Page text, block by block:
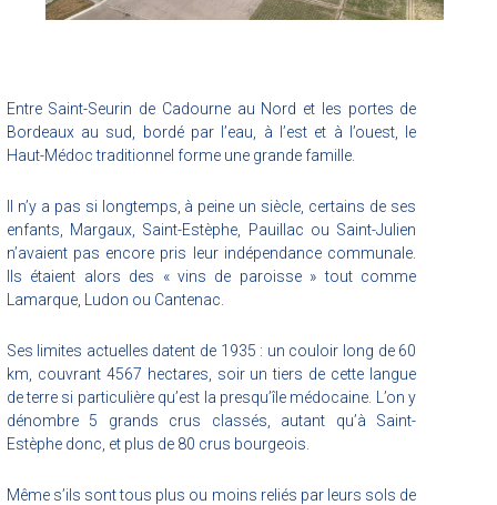
Entre Saint-Seurin de Cadourne au Nord et les portes de
Bordeaux au sud, bordé par l’eau, à l’est et à l’ouest, le
Haut-Médoc traditionnel forme une grande famille.
Il n’y a pas si longtemps, à peine un siècle, certains de ses
enfants, Margaux, Saint-Estèphe, Pauillac ou Saint-Julien
n’avaient pas encore pris leur indépendance communale.
Ils étaient alors des « vins de paroisse » tout comme
Lamarque, Ludon ou Cantenac.
Ses limites actuelles datent de 1935 : un couloir long de 60
km, couvrant 4567 hectares, soir un tiers de cette langue
de terre si particulière qu’est la presqu’île médocaine. L’on y
dénombre 5 grands crus classés, autant qu’à Saint-
Estèphe donc, et plus de 80 crus bourgeois.
Même s’ils sont tous plus ou moins reliés par leurs sols de